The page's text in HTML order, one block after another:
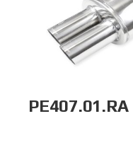
PE407.01.RA